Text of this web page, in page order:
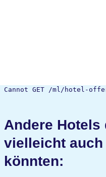
Cannot GET /ml/hotel-
Andere Hotels
vielleicht
könnten: